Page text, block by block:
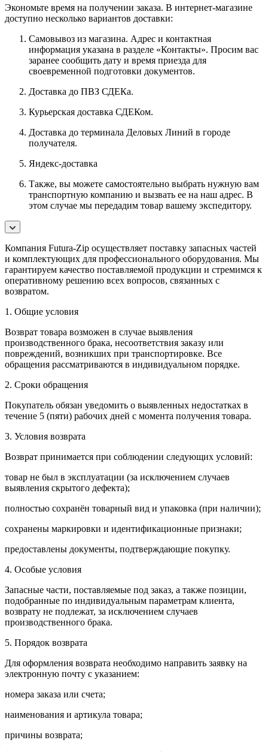
Экономьте время на получении заказа. В интернет-магазине
доступно несколько вариантов доставки:
Самовывоз из магазина. Адрес и контактная
информация указана в разделе «Контакты». Просим вас
заранее сообщить дату и время приезда для
своевременной подготовки документов.
Доставка до ПВЗ СДЕКа.
Курьерская доставка СДЕКом.
Доставка до терминала Деловых Линий в городе
получателя.
Яндекс-доставка
Также, вы можете самостоятельно выбрать нужную вам
транспортную компанию и вызвать ее на наш адрес. В
этом случае мы передадим товар вашему экспедитору.
Компания Futura-Zip осуществляет поставку запасных частей
и комплектующих для профессионального оборудования. Мы
гарантируем качество поставляемой продукции и стремимся к
оперативному решению всех вопросов, связанных с
возвратом.
1. Общие условия
Возврат товара возможен в случае выявления
производственного брака, несоответствия заказу или
повреждений, возникших при транспортировке. Все
обращения рассматриваются в индивидуальном порядке.
2. Сроки обращения
Покупатель обязан уведомить о выявленных недостатках в
течение 5 (пяти) рабочих дней с момента получения товара.
3. Условия возврата
Возврат принимается при соблюдении следующих условий:
товар не был в эксплуатации (за исключением случаев
выявления скрытого дефекта);
полностью сохранён товарный вид и упаковка (при наличии);
сохранены маркировки и идентификационные признаки;
предоставлены документы, подтверждающие покупку.
4. Особые условия
Запасные части, поставляемые под заказ, а также позиции,
подобранные по индивидуальным параметрам клиента,
возврату не подлежат, за исключением случаев
производственного брака.
5. Порядок возврата
Для оформления возврата необходимо направить заявку на
электронную почту с указанием:
номера заказа или счета;
наименования и артикула товара;
причины возврата;